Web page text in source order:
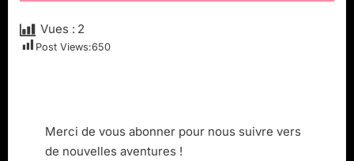
Vues : 2
Post Views:650
Merci de vous abonner pour nous suivre vers
de nouvelles aventures !